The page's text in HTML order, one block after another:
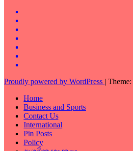
Proudly powered by WordPress | Theme:
Home
Business and Sports
Contact Us
International
Pin Posts
Policy